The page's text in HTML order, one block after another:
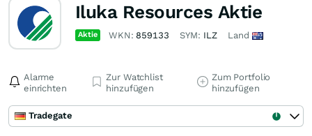
Iluka Resources Aktie
Aktie WKN: 859133 SYM: ILZ Land
Alarme
einrichten
Zur Watchlist
hinzufügen
Zum Portfolio
hinzufügen
Tradegate